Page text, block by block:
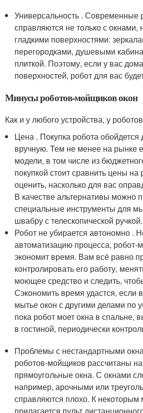
Универсальность . Современные
справляются не только с окнами,
гладкими поверхностями:
перегородками, душевыми
плиткой. Поэтому, если у вас
поверхностей, робот для вас
Минусы роботов-мойщиков окон
Как и у любого устройства, у
Цена . Покупка робота
вручную. Тем не менее на рынке
модели, в том числе из
покупкой стоит сравнить цены
оценить, насколько для вас
В качестве альтернативы можно
специальные инструменты для
швабру с телескопической ручкой.
Робот не убирается автономно .
автоматизацию процесса, робот-
экономит время. Вам всё равно
контролировать его работу,
моющее средство и следить,
Сэкономить время удастся, если
мытье окон с другими делами по
пока робот моет окна в спальне,
в гостиной, периодически
Проблемы с нестандартными
роботов-мойщиков рассчитаны
прямоугольные окна. С окнами
например, арочными или
справляются плохо. К некоторым